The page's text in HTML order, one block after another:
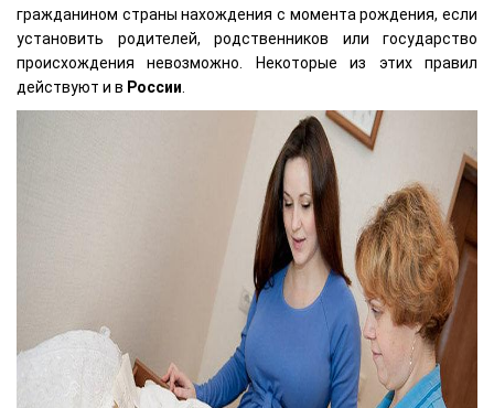
гражданином страны нахождения с момента рождения, если
установить родителей, родственников или государство
происхождения невозможно. Некоторые из этих правил
действуют и в России